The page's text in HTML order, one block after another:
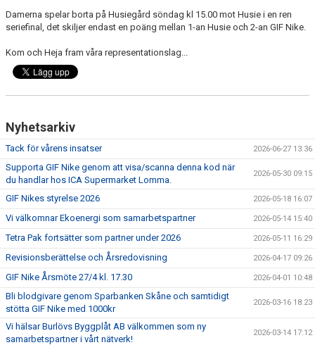
TRYGG IDROTT
MÅLSÄTTNING
1919-KLUBBEN
STIFTELSEN DUNROSS & CO
Damerna spelar borta på Husiegård söndag kl 15.00 mot Husie i en ren
seriefinal, det skiljer endast en poäng mellan 1-an Husie och 2-an GIF Nike.
Kom och Heja fram våra representationslag...
Nyhetsarkiv
Tack för vårens insatser 2026-06-27 13:36
Supporta GIF Nike genom att visa/scanna denna kod när
du handlar hos ICA Supermarket Lomma.
2026-05-30 09:15
GIF Nikes styrelse 2026 2026-05-18 16:07
Vi välkomnar Ekoenergi som samarbetspartner 2026-05-14 15:40
Tetra Pak fortsätter som partner under 2026 2026-05-11 16:29
Revisionsberättelse och Årsredovisning 2026-04-17 09:26
GIF Nike Årsmöte 27/4 kl. 17.30 2026-04-01 10:48
Bli blodgivare genom Sparbanken Skåne och samtidigt
stötta GIF Nike med 1000kr
2026-03-16 18:23
Vi hälsar Burlövs Byggplåt AB välkommen som ny
samarbetspartner i vårt nätverk!
2026-03-14 17:12